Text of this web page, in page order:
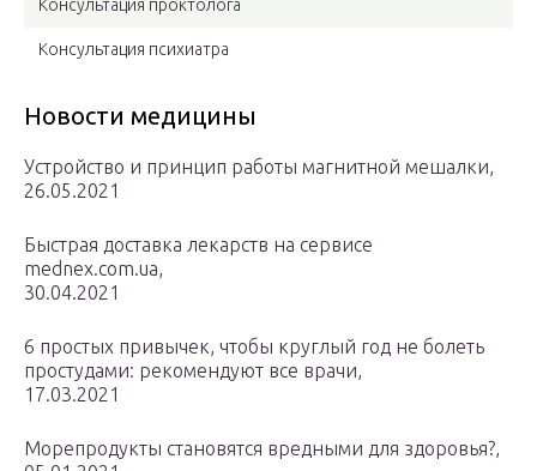
Консультация проктолога
Консультация психиатра
Новости медицины
Устройство и принцип работы магнитной мешалки,
26.05.2021
Быстрая доставка лекарств на сервисе
mednex.com.ua,
30.04.2021
6 простых привычек, чтобы круглый год не болеть
простудами: рекомендуют все врачи,
17.03.2021
Морепродукты становятся вредными для здоровья?,